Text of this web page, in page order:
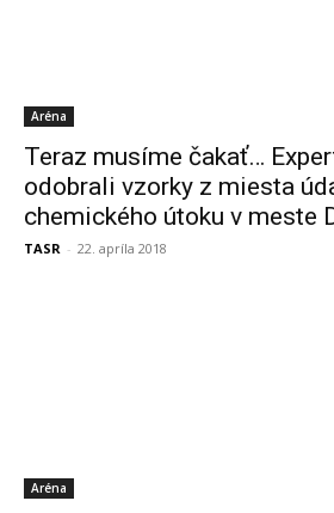
Aréna
Teraz musíme čakať…
odobrali vzorky z miesta
chemického útoku v meste
TASR - 22. apríla 2018
Aréna